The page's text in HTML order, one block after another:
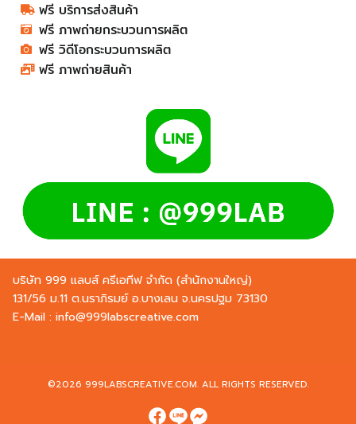
ฟรี บริการส่งสินค้า​​​​​
ฟรี ภาพถ่ายกระบวนการผลิต​​​​​
ฟรี วิดีโอกระบวนการผลิต​​​​​
ฟรี ภาพถ่ายสินค้า​​​​​
บริษัท 999 แลบส์ ครีเอทีฟ จำกัด (สำนักงานใหญ่)
131/56 ม.11 ต.นราภิรมย์ อ.บางเลน จ.นครปฐม 73130
E-Mail : info@999labscreative.com
©2026 999LABSCREATIVE.COM. ALL RIGHTS RESERVED.